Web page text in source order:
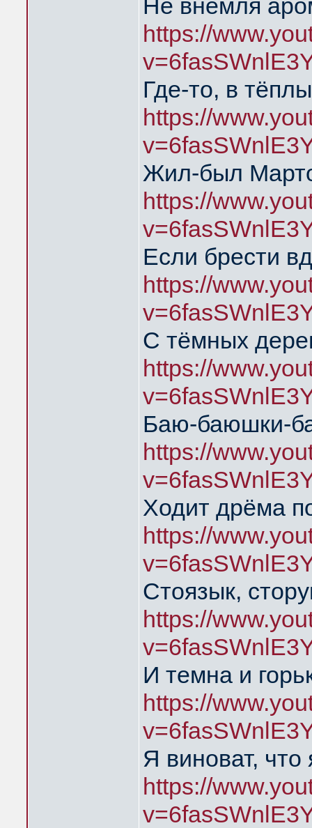
Не внемля
https://
Где-то, в
https://
Жил-был
https://
Если брести
https://
С тёмных
https://
Баю-баюшки-
https://
Ходит дрёма
https://
Стоязык,
https://
И темна и
https://
Я виноват,
https://